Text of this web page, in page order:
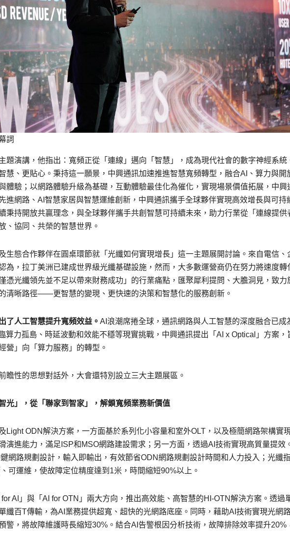
詞
題演講，他指出：寬頻正從「連線」邁向「智慧」，成為現代社會的數字神經系統
慧、更貼心。秉持這一願景，中興通訊加速推進智慧寬頻轉型，融合AI、算力與開
體驗；以網路體驗升級為基礎，互動體驗最佳化為催化，實現場景價值拓展，中興
進網路、AI智慧家居與智慧運維創新，中興通訊攜手全球夥伴實現高效增長與可持
秉持開放共贏理念，與全球夥伴攜手共創智慧可持續未來，助力行業從「連線提供
、協同、共榮的智慧世界。
生態合作夥伴在圓桌環節就「光纖如何實現增長」這一主題展開討論。來自電信、
為，拉丁美洲已建成世界級光纖基礎設施，然而，大多數運營商仍在努力將速度轉
憑光纖領先並不足以帶來財務成功」的行業痛點，匯聚犀利提問、大膽洞見，致力
清晰路徑——更智慧的變現、更快速的決策和智慧化的服務創新。
了人工智慧提升寬頻效益。 AI浪潮席捲全球，通訊網路與人工智慧的深度融合已成
算力孤島、時延波動和效能不穩等現實挑戰，中興通訊提出「AI x Optical」方案，
營」向「算力服務」的轉型。
瞻性的思想對話外，大會還特別設立三大主題展區。
光」，從「聯家到智家」，解鎖寬頻業務新價值
Light ODN解決方案，一方面基於系列化小容量和室外OLT，以及極簡網路架構實
演進能力，滿足ISP和MSO網路建設需求；另一方面，透過AI技術實現高質量提效
網路規劃設計，輸入即輸出，有效節省ODN網路規劃設計時間和人力投入；光纖
可運維，使故障定位精度達到1米，時間縮短90%以上。
AI」與「AI for OTN」兩大方向，推出高效能、高智慧的HI-OTN解決方案。透過
纖百T傳輸，為AI業務提供超寬、超快的光網路底座。同時，藉助AI技術實現光網
警，將故障維護時長縮短30%。結合AI告警根因分析技術，故障排除效率提升20%